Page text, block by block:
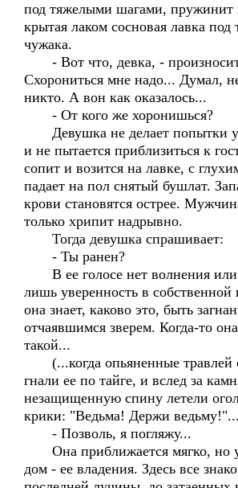
под тяжелыми шагами, пружинит
крытая лаком сосновая лавка под
чужака.
- Вот что, девка, -
Схорониться мне надо... Думал,
никто. А вон как оказалось...
- От кого же хоронишься?
Девушка не делает попытки
и не пытается приблизиться к
сопит и возится на лавке, с
падает на пол снятый бушлат.
крови становятся острее.
только хрипит надрывно.
Тогда девушка спрашивает:
- Ты ранен?
В ее голосе нет волнения или
лишь уверенность в собственной
она знает, каково это, быть
отчаявшимся зверем. Когда-то
такой...
(...когда опьяненные травлей
гнали ее по тайге, и вслед за
незащищенную спину летели
крики: "Ведьма! Держи
- Позволь, я погляжу...
Она приближается мягко, но
дом - ее владения. Здесь все